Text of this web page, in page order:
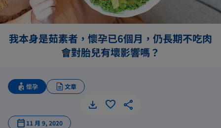
我本身是茹素者，懷孕已6個月，仍長期不吃肉
會對胎兒有壞影響嗎？
懷孕 文章
11 月 9, 2020